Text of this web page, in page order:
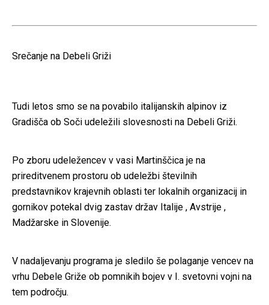
Srečanje na Debeli Griži
Tudi letos smo se na povabilo italijanskih alpinov iz
Gradišča ob Soči udeležili slovesnosti na Debeli Griži.
Po zboru udeležencev v vasi Martinščica je na
prireditvenem prostoru ob udeležbi številnih
predstavnikov krajevnih oblasti ter lokalnih organizacij in
gornikov potekal dvig zastav držav Italije , Avstrije ,
Madžarske in Slovenije.
V nadaljevanju programa je sledilo še polaganje vencev na
vrhu Debele Griže ob pomnikih bojev v I. svetovni vojni na
tem področju.